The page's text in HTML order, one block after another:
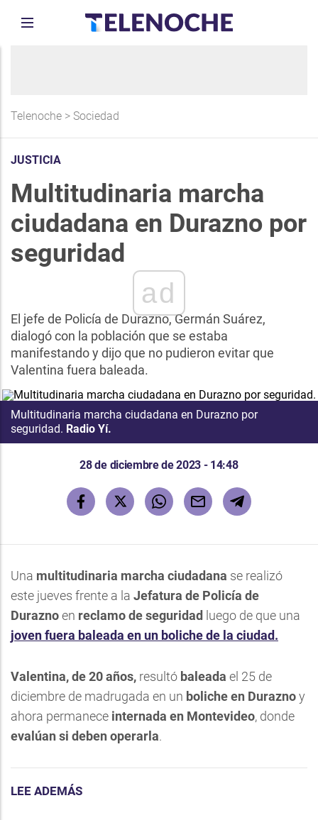
Telenoche > Sociedad
JUSTICIA
Multitudinaria marcha
ciudadana en Durazno por
seguridad
ad
El jefe de Policía de Durazno, Germán Suárez,
dialogó con la población que se estaba
manifestando y dijo que no pudieron evitar que
Valentina fuera baleada.
Multitudinaria marcha ciudadana en Durazno por
seguridad. Radio Yí.
28 de diciembre de 2023 - 14:48
Una multitudinaria marcha ciudadana se realizó
este jueves frente a la Jefatura de Policía de
Duraznoen reclamo de seguridad luego de que una
jovenfuera baleada en un bolichede la ciudad.
Valentina, de 20 años, resultó baleada el 25 de
diciembre de madrugada en un boliche en Duraznoy
ahora permanece internada en Montevideo, donde
evalúan si deben operarla.
LEE ADEMÁS